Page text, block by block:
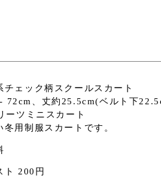
チェック柄スクールスカート
72cm、丈約25.5cm(ベルト下
ーツミニスカート
冬用制服スカートです。
ト 200円